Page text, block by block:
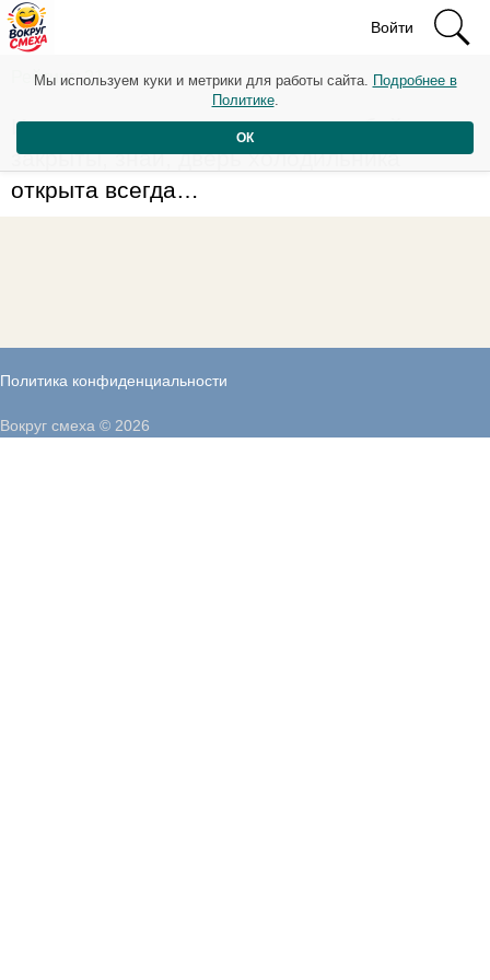
Войти
Рейтинг: 21
И даже если все двери перед тобой
закрыты, знай, дверь холодильника
открыта всегда…
Политика конфиденциальности
Мы используем куки и метрики для работы сайта. Подробнее в
Политике.
ОК
Вокруг смеха © 2026